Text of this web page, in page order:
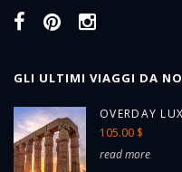
GLI ULTIMI VIAGGI DA
OVERDAY
105.00 $
read more